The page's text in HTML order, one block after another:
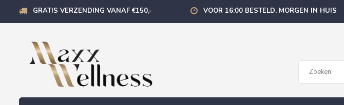
GRATIS VERZENDING VANAF €150,- VOOR 16:00 BESTELD, MORGEN IN HUIS